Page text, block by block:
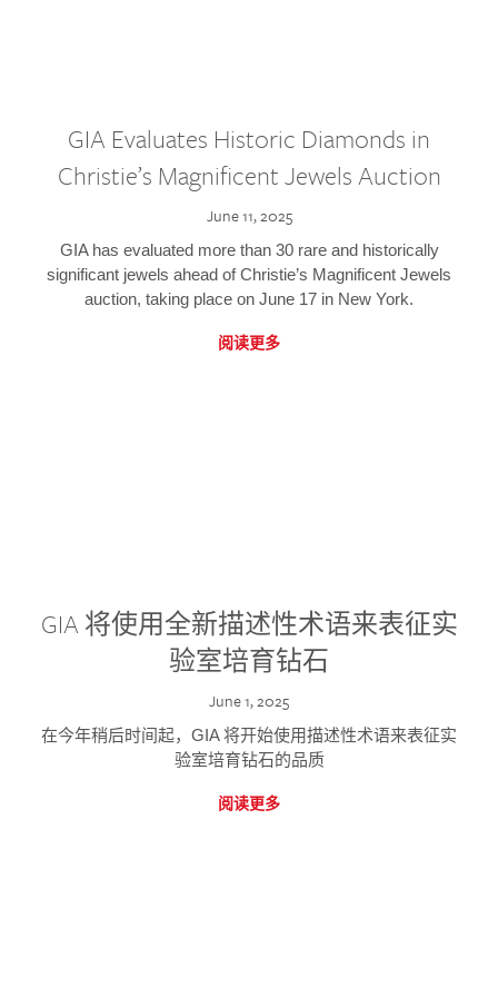
GIA Evaluates Historic Diamonds in
Christie’s Magnificent Jewels Auction
June 11, 2025
GIA has evaluated more than 30 rare and historically
significant jewels ahead of Christie’s Magnificent Jewels
auction, taking place on June 17 in New York.
阅读更多
GIA 将使用全新描述性术语来表征实
验室培育钻石
June 1, 2025
在今年稍后时间起，GIA 将开始使用描述性术语来表征实
验室培育钻石的品质
阅读更多